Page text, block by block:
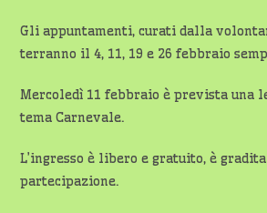
Gli appuntamenti, curati dalla
terranno il 4, 11, 19 e 26 febbraio
Mercoledì 11 febbraio è prevista una
tema Carnevale.
L’ingresso è libero e gratuito, è
partecipazione.